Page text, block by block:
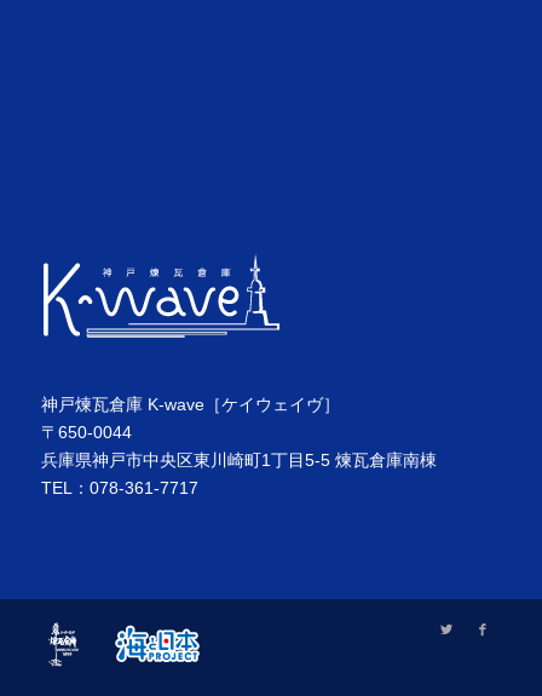
神戸煉瓦倉庫 K-wave［ケイウェイヴ］
〒650-0044
兵庫県神戸市中央区東川崎町1丁目5-5 煉瓦倉庫南棟
TEL：078-361-7717